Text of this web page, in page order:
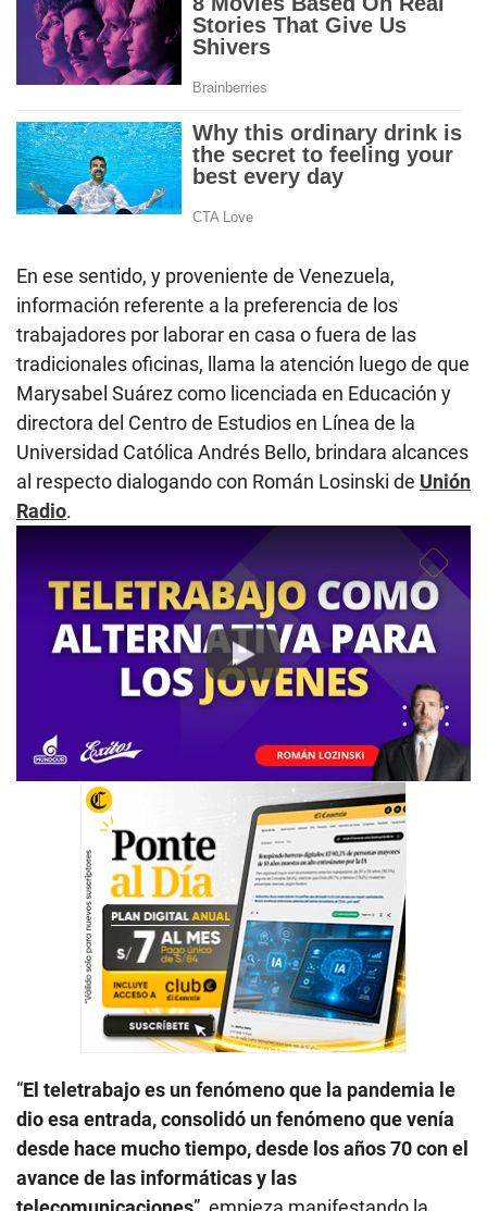
En ese sentido, y proveniente de Venezuela,
información referente a la preferencia de los
trabajadores por laborar en casa o fuera de las
tradicionales oficinas, llama la atención luego de que
Marysabel Suárez como licenciada en Educación y
directora del Centro de Estudios en Línea de la
Universidad Católica Andrés Bello, brindara alcances
al respecto dialogando con Román Losinski de Unión
Radio.
Play
“El teletrabajo es un fenómeno que la pandemia le
dio esa entrada, consolidó un fenómeno que venía
desde hace mucho tiempo, desde los años 70 con el
avance de las informáticas y las